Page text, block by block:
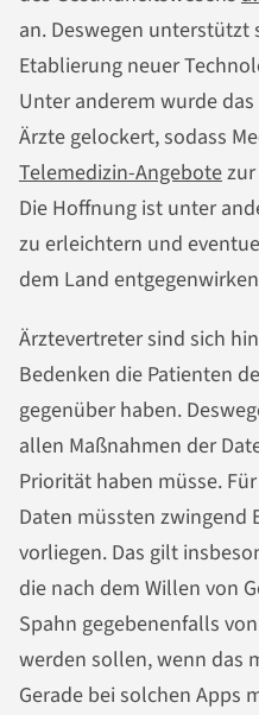
an. Deswegen unterstützt
Etablierung neuer
Unter anderem wurde
Ärzte gelockert, sodass
Telemedizin-Angebote
Die Hoffnung ist unter
zu erleichtern und
dem Land
Ärztevertreter sind sich
Bedenken die Patienten
gegenüber haben.
allen Maßnahmen der
Priorität haben müsse.
Daten müssten zwingend
vorliegen. Das gilt
die nach dem Willen von
Spahn gegebenenfalls
werden sollen, wenn das
Gerade bei solchen Apps